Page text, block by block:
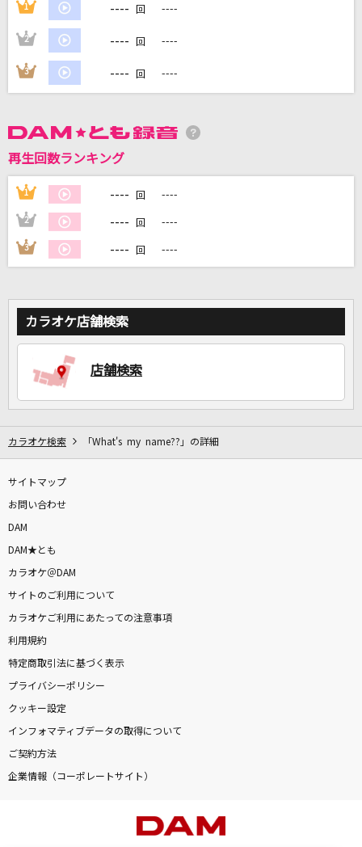
カラオケ最新情報をチェック！
1 ---- 回 ----
2 ---- 回 ----
3 ---- 回 ----
再生回数ランキング
1 ---- 回 ----
2 ---- 回 ----
3 ---- 回 ----
カラオケ店舗検索
店舗検索
カラオケ検索 「What's my name??」の詳細
サイトマップ
お問い合わせ
DAM
DAM★とも
カラオケ＠DAM
サイトのご利用について
カラオケご利用にあたっての注意事項
利用規約
特定商取引法に基づく表示
プライバシーポリシー
クッキー設定
インフォマティブデータの取得について
ご契約方法
企業情報（コーポレートサイト）